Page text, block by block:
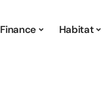
Finance Habitat